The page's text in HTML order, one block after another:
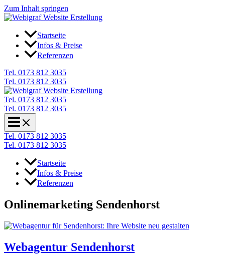
Zum Inhalt springen
Startseite
Infos & Preise
Referenzen
Tel. 0173 812 3035
Tel. 0173 812 3035
Tel. 0173 812 3035
Tel. 0173 812 3035
Tel. 0173 812 3035
Tel. 0173 812 3035
Startseite
Infos & Preise
Referenzen
Onlinemarketing Sendenhorst
Webagentur Sendenhorst